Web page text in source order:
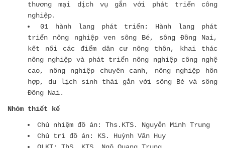
thương mại dịch vụ gắn với phát triển công
nghiệp.
01 hành lang phát triển: Hành lang phát
triển nông nghiệp ven sông Bé, sông Đồng Nai,
kết nối các điểm dân cư nông thôn, khai thác
nông nghiệp và phát triển nông nghiệp công nghệ
cao, nông nghiệp chuyên canh, nông nghiệp hỗn
hợp, du lịch sinh thái gắn với sông Bé và sông
Đồng Nai.
Nhóm thiết kế
Chủ nhiệm đồ án: Ths.KTS. Nguyễn Minh Trung
Chủ trì đồ án: KS. Huỳnh Văn Huy